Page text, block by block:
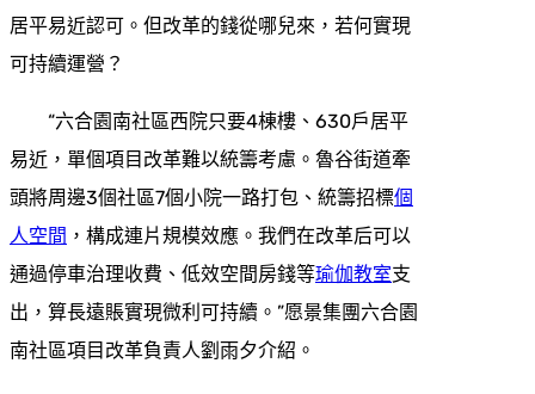
居平易近認可。但改革的錢從哪兒來，若何實現
可持續運營？
“六合園南社區西院只要4棟樓、630戶居平
易近，單個項目改革難以統籌考慮。魯谷街道牽
頭將周邊3個社區7個小院一路打包、統籌招標個
人空間 ，構成連片規模效應。我們在改革后可以
通過停車治理收費、低效空間房錢等瑜伽教室支
出，算長遠賬實現微利可持續。”愿景集團六合園
南社區項目改革負責人劉雨夕介紹。